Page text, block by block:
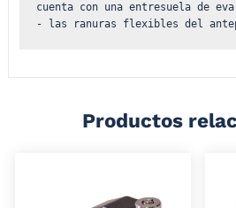
cuenta con una entresuela de
- las ranuras flexibles del
Productos